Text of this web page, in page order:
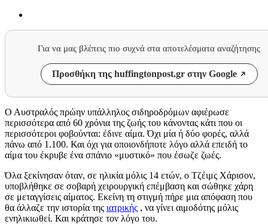
Για να μας βλέπεις πιο συχνά στα αποτελέσματα αναζήτησης
Προσθήκη της huffingtonpost.gr στην Google
Ο Αυστραλός πρώην υπάλληλος σιδηροδρόμων αφιέρωσε
περισσότερα από 60 χρόνια της ζωής του κάνοντας κάτι που οι
περισσότεροι φοβούνται: έδινε αίμα. Όχι μία ή δύο φορές, αλλά
πάνω από 1.100. Και όχι για οποιονδήποτε λόγο αλλά επειδή το
αίμα του έκρυβε ένα σπάνιο «μυστικό» που έσωζε ζωές.
Όλα ξεκίνησαν όταν, σε ηλικία μόλις 14 ετών, ο Τζέιμς Χάρισον,
υποβλήθηκε σε σοβαρή χειρουργική επέμβαση και σώθηκε χάρη
σε μεταγγίσεις αίματος. Εκείνη τη στιγμή πήρε μια απόφαση που
θα άλλαζε την ιστορία της ιατρικής , να γίνει αιμοδότης μόλις
ενηλικιωθεί. Και κράτησε τον λόγο του.